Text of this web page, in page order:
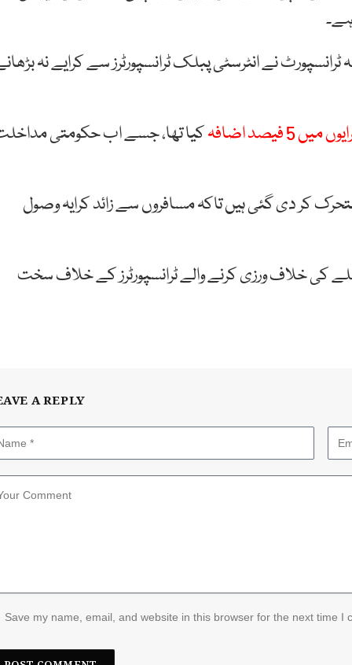
نے انٹرسٹی پبلک ٹرانسپورٹرز سے کرایے نہ
میں 5 فیصد اضافہ
کیا تھا، جسے اب حکومتی
کر دی گئی ہیں تاکہ مسافروں سے زائد کرایہ وصول
کی خلاف ورزی کرنے والے ٹرانسپورٹرز کے خلاف سخت
A REPLY
Save my name, email, and website in this browser for the next time I